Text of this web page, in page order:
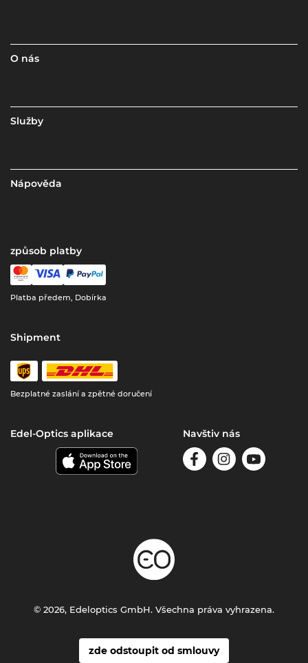
O nás
Služby
Nápověda
způsob platby
Platba předem, Dobírka
Shipment
Bezplatné zaslání a zpětné doručení
Edel-Optics aplikace Navštiv nás
zde odstoupit od smlouvy
© 2026, Edeloptics GmbH. Všechna práva vyhrazena.